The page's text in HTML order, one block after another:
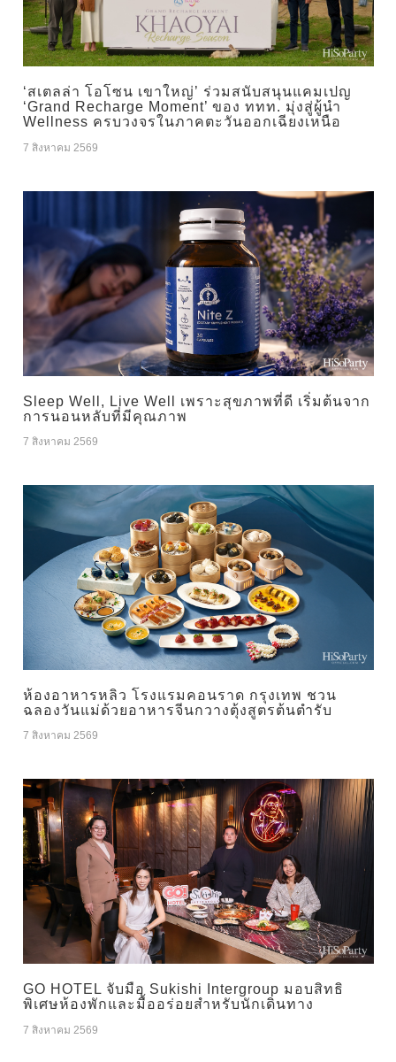
‘สเตลล่า โอโซน เขาใหญ่’ ร่วมสนับสนุนแคมเปญ
‘Grand Recharge Moment’ ของ ททท. มุ่งสู่ผู้นำ
Wellness ครบวงจรในภาคตะวันออกเฉียงเหนือ
7 สิงหาคม 2569
Sleep Well, Live Well เพราะสุขภาพที่ดี เริ่มต้นจาก
การนอนหลับที่มีคุณภาพ
7 สิงหาคม 2569
ห้องอาหารหลิว โรงแรมคอนราด กรุงเทพ ชวน
ฉลองวันแม่ด้วยอาหารจีนกวางตุ้งสูตรต้นตำรับ
7 สิงหาคม 2569
GO HOTEL จับมือ Sukishi Intergroup มอบสิทธิ
พิเศษห้องพักและมื้ออร่อยสำหรับนักเดินทาง
7 สิงหาคม 2569